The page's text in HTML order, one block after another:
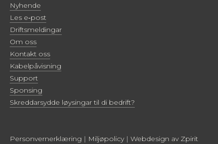
Nyhende
Les e‑post
Driftsmeldingar
Om oss
Kontakt oss
Kabelpåvisning
Support
Sponsing
Skreddarsydde løysingar til di bedrift?
Personvernerklæring | Miljøpolicy | Webdesign av Zpirit